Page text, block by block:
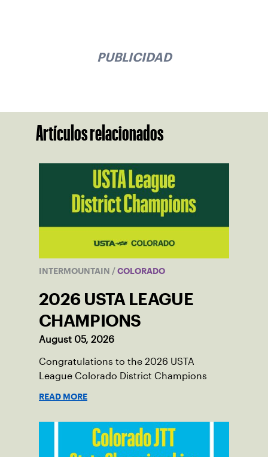
PUBLICIDAD
Artículos relacionados
INTERMOUNTAIN / COLORADO
2026 USTA LEAGUE
CHAMPIONS
August 05, 2026
Congratulations to the 2026 USTA
League Colorado District Champions
READ MORE